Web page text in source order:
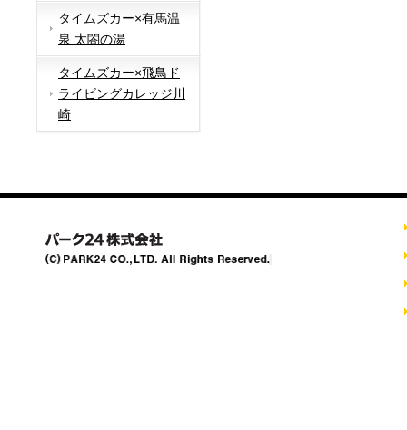
タイムズカー×有馬温
泉 太閤の湯
タイムズカー×飛鳥ド
ライビングカレッジ川
崎